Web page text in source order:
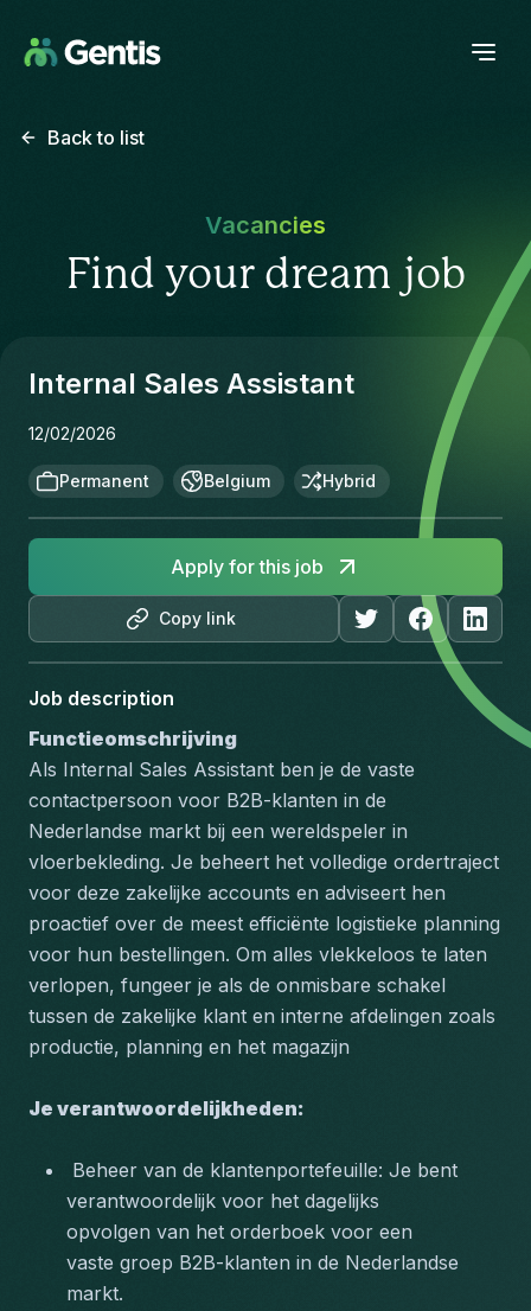
Back to list
Vacancies
Find your dream job
Internal Sales Assistant
12/02/2026
Permanent Belgium Hybrid
Copy link
Apply for this job
Job description
Functieomschrijving
Als Internal Sales Assistant ben je de vaste
contactpersoon voor B2B-klanten in de
Nederlandse markt bij een wereldspeler in
vloerbekleding. Je beheert het volledige ordertraject
voor deze zakelijke accounts en adviseert hen
proactief over de meest efficiënte logistieke planning
voor hun bestellingen. Om alles vlekkeloos te laten
verlopen, fungeer je als de onmisbare schakel
tussen de zakelijke klant en interne afdelingen zoals
productie, planning en het magazijn
Je verantwoordelijkheden:
verantwoordelijk voor het dagelijks
opvolgen van het orderboek voor een
vaste groep B2B-klanten in de Nederlandse
markt.